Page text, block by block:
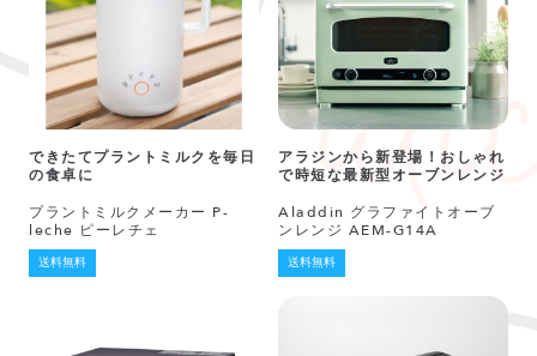
できたてプラントミルクを毎日
の食卓に
プラントミルクメーカー P-
leche ピーレチェ
送料無料
アラジンから新登場！おしゃれ
で時短な最新型オーブンレンジ
Aladdin グラファイトオーブ
ンレンジ AEM-G14A
送料無料